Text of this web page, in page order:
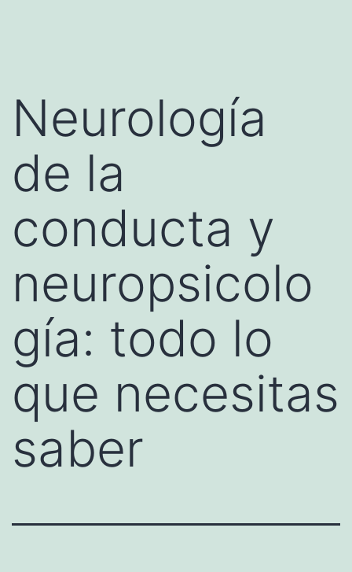
Neurología
de la
conducta y
neuropsicolo
gía: todo lo
que necesitas
saber